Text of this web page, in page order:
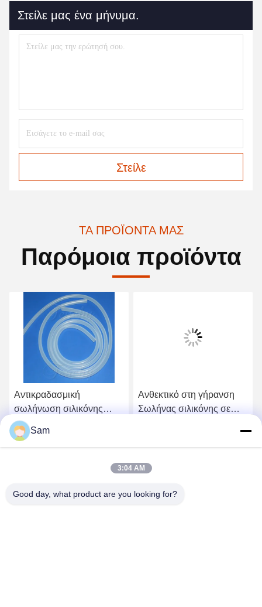
Στείλε μας ένα μήνυμα.
Στείλε
ΤΑ ΠΡΟΪΌΝΤΑ ΜΑΣ
Παρόμοια προϊόντα
Αντικραδασμική
σωλήνωση σιλικόνης
υψηλής θερμοκρασίας
Εγκεκριμένη από την FDA
LFGB
Βρείτε την καλύτερη τιμή
Ανθεκτικό στη γήρανση
Σωλήνας σιλικόνης σε
σκληρυμένη σιλικόνη
Sam
3:04 AM
Good day, what product are you looking for?